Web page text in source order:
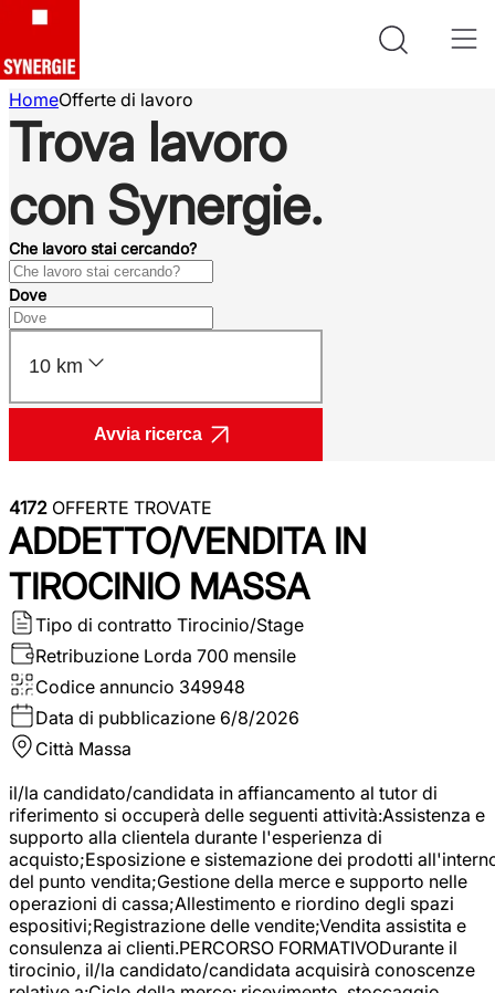
HomeOfferte di lavoro
Trova lavoro
con Synergie.
Che lavoro stai cercando?
Dove
10 km
Avvia ricerca
4172 OFFERTE TROVATE
ADDETTO/VENDITA IN
TIROCINIO MASSA
Tipo di contratto Tirocinio/Stage
Retribuzione Lorda 700 mensile
Codice annuncio 349948
Data di pubblicazione 6/8/2026
Città Massa
il/la candidato/candidata in affiancamento al tutor di
riferimento si occuperà delle seguenti attività:Assistenza e
supporto alla clientela durante l'esperienza di
acquisto;Esposizione e sistemazione dei prodotti
del punto vendita;Gestione della merce e supporto nelle
operazioni di cassa;Allestimento e riordino degli spazi
espositivi;Registrazione delle vendite;Vendita assistita e
consulenza ai clienti.PERCORSO FORMATIVODurante il
tirocinio, il/la candidato/candidata acquisirà conoscenze